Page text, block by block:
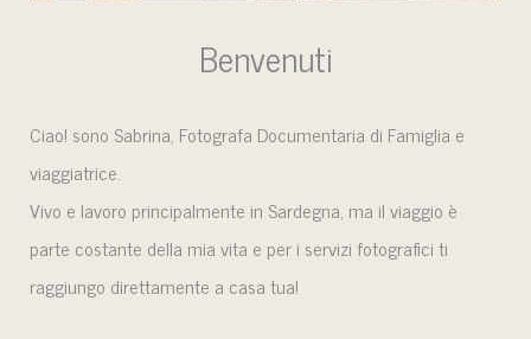
Benvenuti
Ciao! sono Sabrina, Fotografa Documentaria di Famiglia e
viaggiatrice.
Vivo e lavoro principalmente in Sardegna, ma il viaggio è
parte costante della mia vita e per i servizi fotografici ti
raggiungo direttamente a casa tua!